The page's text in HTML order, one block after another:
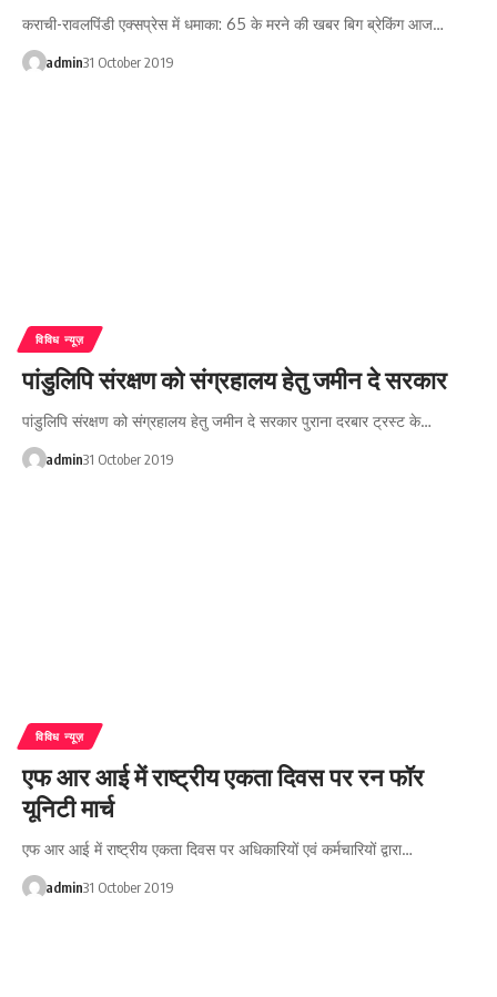
कराची-रावलपिंडी एक्सप्रेस में धमाका: 65 के मरने की खबर बिग ब्रेकिंग आज…
admin31 October 2019
विविध न्यूज़
पांडुलिपि संरक्षण को संग्रहालय हेतु जमीन दे सरकार
पांडुलिपि संरक्षण को संग्रहालय हेतु जमीन दे सरकार पुराना दरबार ट्रस्ट के…
admin31 October 2019
विविध न्यूज़
एफ आर आई में राष्ट्रीय एकता दिवस पर रन फॉर
यूनिटी मार्च
एफ आर आई में राष्ट्रीय एकता दिवस पर अधिकारियों एवं कर्मचारियों द्वारा…
admin31 October 2019